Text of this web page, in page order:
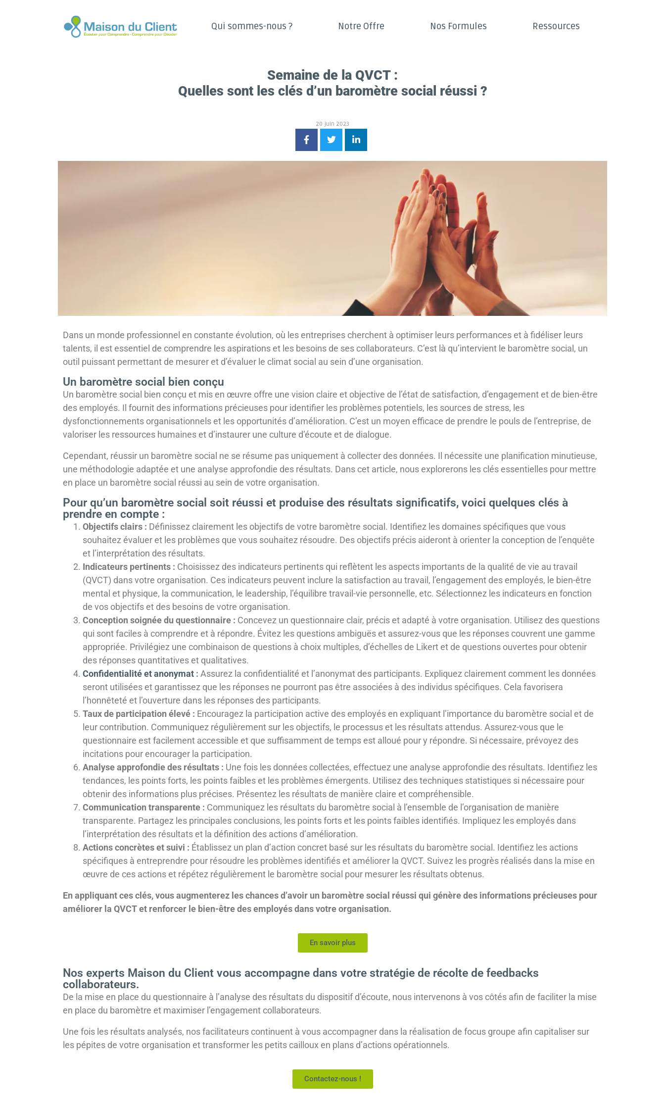
Qui sommes-nous ? Notre Offre Nos Formules Ressources
Semaine de la QVCT :
Quelles sont les clés d’un baromètre social réussi ?
20 juin 2023
Dans un monde professionnel en constante évolution, où les entreprises cherchent à optimiser leurs performances et à fidéliser leurs
talents, il est essentiel de comprendre les aspirations et les besoins de ses collaborateurs. C’est là qu’intervient le baromètre social, un
outil puissant permettant de mesurer et d’évaluer le climat social au sein d’une organisation.
Un baromètre social bien conçu
Un baromètre social bien conçu et mis en œuvre offre une vision claire et objective de l’état de satisfaction, d’engagement et de bien-être
des employés. Il fournit des informations précieuses pour identifier les problèmes potentiels, les sources de stress, les
dysfonctionnements organisationnels et les opportunités d’amélioration. C’est un moyen efficace de prendre le pouls de l’entreprise, de
valoriser les ressources humaines et d’instaurer une culture d’écoute et de dialogue.
Cependant, réussir un baromètre social ne se résume pas uniquement à collecter des données. Il nécessite une planification minutieuse,
une méthodologie adaptée et une analyse approfondie des résultats. Dans cet article, nous explorerons les clés essentielles pour mettre
en place un baromètre social réussi au sein de votre organisation.
Pour qu’un baromètre social soit réussi et produise des résultats significatifs, voici quelques clés à
prendre en compte :
Objectifs clairs : Définissez clairement les objectifs de votre baromètre social. Identifiez les domaines spécifiques que vous
souhaitez évaluer et les problèmes que vous souhaitez résoudre. Des objectifs précis aideront à orienter la conception de l’enquête
et l’interprétation des résultats.
Indicateurs pertinents : Choisissez des indicateurs pertinents qui reflètent les aspects importants de la qualité de vie au travail
(QVCT) dans votre organisation. Ces indicateurs peuvent inclure la satisfaction au travail, l’engagement des employés, le bien-être
mental et physique, la communication, le leadership, l’équilibre travail-vie personnelle, etc. Sélectionnez les indicateurs en fonction
de vos objectifs et des besoins de votre organisation.
Conception soignée du questionnaire : Concevez un questionnaire clair, précis et adapté à votre organisation. Utilisez des questions
qui sont faciles à comprendre et à répondre. Évitez les questions ambiguës et assurez-vous que les réponses couvrent une gamme
appropriée. Privilégiez une combinaison de questions à choix multiples, d’échelles de Likert et de questions ouvertes pour obtenir
des réponses quantitatives et qualitatives.
Confidentialité et anonymat : Assurez la confidentialité et l’anonymat des participants. Expliquez clairement comment les données
seront utilisées et garantissez que les réponses ne pourront pas être associées à des individus spécifiques. Cela favorisera
l’honnêteté et l’ouverture dans les réponses des participants.
Taux de participation élevé : Encouragez la participation active des employés en expliquant l’importance du baromètre social et de
leur contribution. Communiquez régulièrement sur les objectifs, le processus et les résultats attendus. Assurez-vous que le
questionnaire est facilement accessible et que suffisamment de temps est alloué pour y répondre. Si nécessaire, prévoyez des
incitations pour encourager la participation.
Analyse approfondie des résultats : Une fois les données collectées, effectuez une analyse approfondie des résultats. Identifiez les
tendances, les points forts, les points faibles et les problèmes émergents. Utilisez des techniques statistiques si nécessaire pour
obtenir des informations plus précises. Présentez les résultats de manière claire et compréhensible.
Communication transparente : Communiquez les résultats du baromètre social à l’ensemble de l’organisation de manière
transparente. Partagez les principales conclusions, les points forts et les points faibles identifiés. Impliquez les employés dans
l’interprétation des résultats et la définition des actions d’amélioration.
Actions concrètes et suivi : Établissez un plan d’action concret basé sur les résultats du baromètre social. Identifiez les actions
spécifiques à entreprendre pour résoudre les problèmes identifiés et améliorer la QVCT. Suivez les progrès réalisés dans la mise en
œuvre de ces actions et répétez régulièrement le baromètre social pour mesurer les résultats obtenus.
En appliquant ces clés, vous augmenterez les chances d’avoir un baromètre social réussi qui génère des informations précieuses pour
améliorer la QVCT et renforcer le bien-être des employés dans votre organisation.
En savoir plus
Nos experts Maison du Client vous accompagne dans votre stratégie de récolte de feedbacks
collaborateurs.
De la mise en place du questionnaire à l’analyse des résultats du dispositif d’écoute, nous intervenons à vos côtés afin de faciliter la mise
en place du baromètre et maximiser l’engagement collaborateurs.
Une fois les résultats analysés, nos facilitateurs continuent à vous accompagner dans la réalisation de focus groupe afin capitaliser sur
les pépites de votre organisation et transformer les petits cailloux en plans d’actions opérationnels.
Contactez-nous !